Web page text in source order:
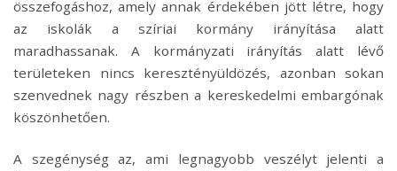
összefogáshoz, amely annak érdekében jött létre, hogy
az iskolák a szíriai kormány irányítása alatt
maradhassanak. A kormányzati irányítás alatt lévő
területeken nincs keresztényüldözés, azonban sokan
szenvednek nagy részben a kereskedelmi embargónak
köszönhetően.
A szegénység az, ami legnagyobb veszélyt jelenti a